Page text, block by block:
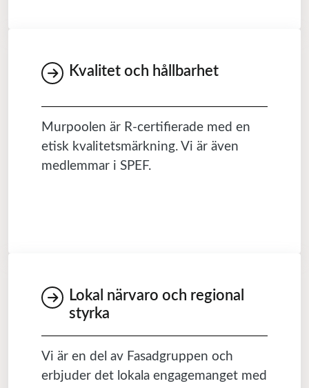
Kvalitet och hållbarhet
Murpoolen är R-certifierade med en
etisk kvalitetsmärkning. Vi är även
medlemmar i SPEF.
Lokal närvaro och regional
styrka
Vi är en del av Fasadgruppen och
erbjuder det lokala engagemanget med